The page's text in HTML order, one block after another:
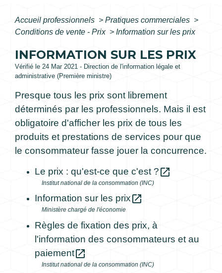
Accueil professionnels > Pratiques commerciales >
Conditions de vente - Prix > Information sur les prix
INFORMATION SUR LES PRIX
Vérifié le 24 Mar 2021 - Direction de l'information légale et
administrative (Première ministre)
Presque tous les prix sont librement
déterminés par les professionnels. Mais il est
obligatoire d'afficher les prix de tous les
produits et prestations de services pour que
le consommateur fasse jouer la concurrence.
Le prix : qu'est-ce que c'est ?open_in_new
Institut national de la consommation (INC)
Information sur les prixopen_in_new
Ministère chargé de l'économie
Règles de fixation des prix, à
l'information des consommateurs et au
paiementopen_in_new
Institut national de la consommation (INC)